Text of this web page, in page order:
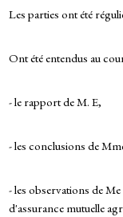
Les parties ont été
Ont été entendus au
- le rapport de M. E,
- les conclusions de
- les observations de
d'assurance mutuelle